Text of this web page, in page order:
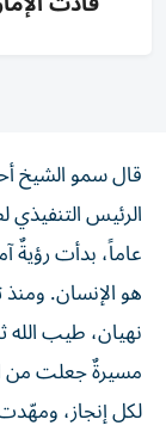
قال سمو الشيخ
الرئيس
عاماً، بدأت رؤيةٌ
هو الإنسان.
نهيان، طيب الله
مسيرةٌ جعلت من
لكل إنجاز،